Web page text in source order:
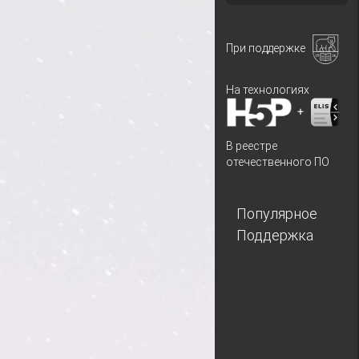
При поддержке
На технологиях
+
В реестре
отечественного ПО
Популярное
Поддержка